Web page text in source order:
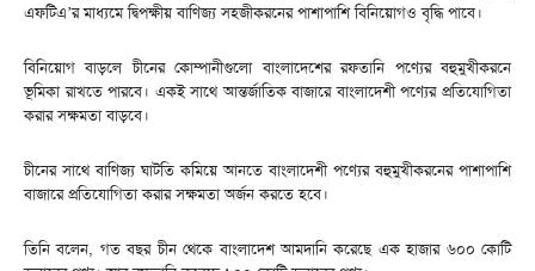
এফটিএ’র মাধ্যমে দ্বিপক্ষীয় বাণিজ্য সহজীকরনের পাশাপাশি বিনিয়োগও বৃদ্ধি পাবে।
বিনিয়োগ বাড়লে চীনের কোম্পানীগুলো বাংলাদেশের রফতানি পণ্যের বহুমুখীকরনে
ভূমিকা রাখতে পারবে। একই সাথে আন্তর্জাতিক বাজারে বাংলাদেশী পণ্যের প্রতিযোগিতা
করার সক্ষমতা বাড়বে।
চীনের সাথে বাণিজ্য ঘাটতি কমিয়ে আনতে বাংলাদেশী পণ্যের বহুমুখীকরনের পাশাপাশি
বাজারে প্রতিযোগিতা করার সক্ষমতা অর্জন করতে হবে।
তিনি বলেন, গত বছর চীন থেকে বাংলাদেশ আমদানি করেছে এক হাজার ৬০০ কোটি